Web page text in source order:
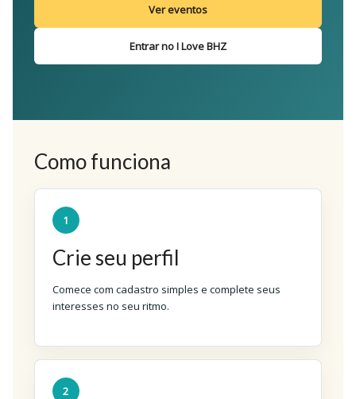
Ver eventos
Entrar no I Love BHZ
Como funciona
1
Crie seu perfil
Comece com cadastro simples e complete seus
interesses no seu ritmo.
2